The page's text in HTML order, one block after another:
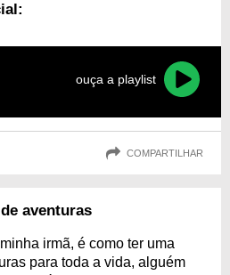
ouça a playlist
COMPARTILHAR
aventuras
irmã, é como ter uma
para toda a vida, alguém